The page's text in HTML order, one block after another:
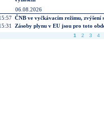
06.08.2026
ČNB ve vyčkávacím režimu, zvýšení
Zásoby plynu v EU jsou pro toto
1 2 3 4